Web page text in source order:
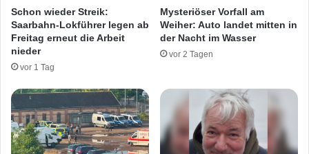
f
t
c
h
ä
f
t
v
e
m
s
s
t
!
M
Schon wieder Streik:
Saarbahn-Lokführer legen ab
Freitag erneut die Arbeit
nieder
vor 1 Tag
Mysteriöser Vorfall am
Weiher: Auto landet mitten in
der Nacht im Wasser
vor 2 Tagen